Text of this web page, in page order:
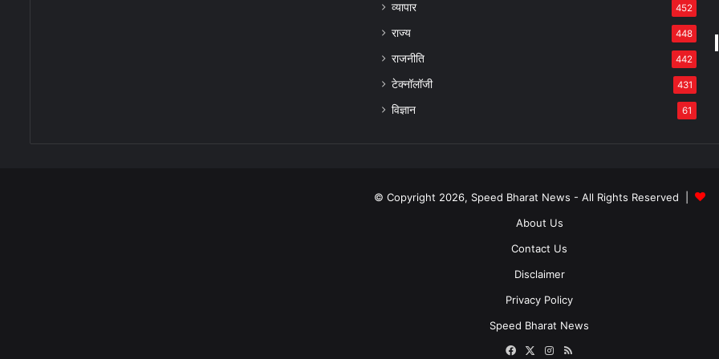
व्यापार 452
राज्य 448
राजनीति 442
टेक्नॉलॉजी 431
विज्ञान 61
© Copyright 2026, Speed Bharat News - All Rights Reserved |
About Us
Contact Us
Disclaimer
Privacy Policy
Speed Bharat News
Facebook
X Instagram
RSS